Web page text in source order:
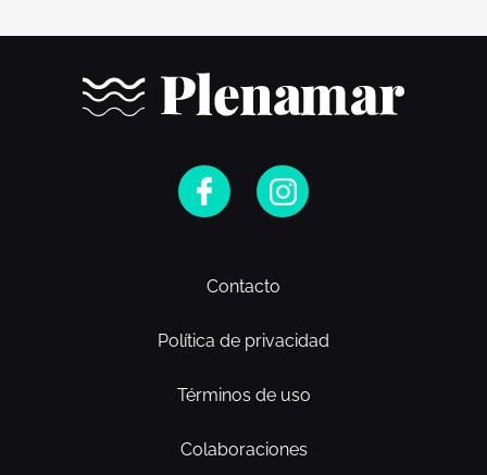
Contacto
Política de privacidad
Términos de uso
Colaboraciones